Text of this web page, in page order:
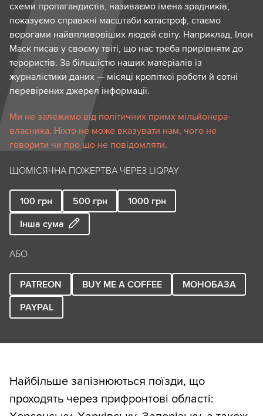
схеми пропагандистів, називаємо імена зрадників,
показуємо справжні масштаби катастроф, стаємо
ворогами найвпливовіших людей світу. Наприклад, Ілон
Маск писав у своєму твіті, що нас треба прирівняти до
терористів. За більшістю наших матеріалів із
журналістики даних — місяці кропіткої роботи й сотні
перевірених джерел інформації.
Ми не залежимо від політичних примх мільйонера-
власника. Ніхто не може вказувати нам, чого не
говорити чи про що не повідомляти.
ЩОМІСЯЧНА ПОЖЕРТВА ЧЕРЕЗ LIQPAY
100 грн 500 грн 1000 грн
Інша сума
АБО
PATREON BUY ME A COFFEE
МОНОБАЗА
PAYPAL
Найбільше запізнюються поїзди, що
проходять через прифронтові області: